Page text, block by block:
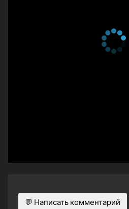
💬 Написать комментарий